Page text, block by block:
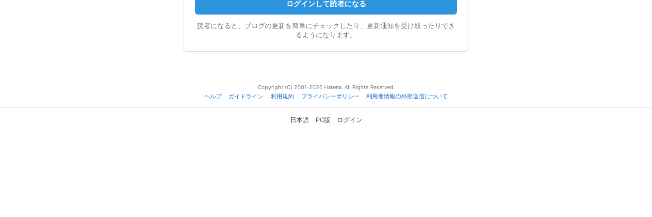
ログインして読者になる
読者になると、ブログの更新を簡単にチェックしたり、更新通知を受け取ったりでき
るようになります。
Copyright (C) 2001-2026 Hatena. All Rights Reserved.
ヘルプ
ガイドライン 利用規約 プライバシーポリシー 利用者情報の外部送信について
日本語 PC版 ログイン